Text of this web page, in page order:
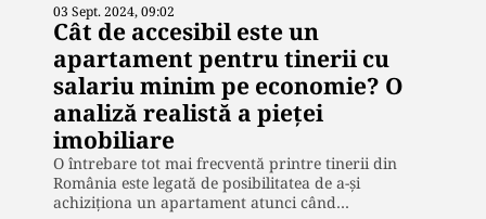
03 Sept. 2024, 09:02
Cât de accesibil este un
apartament pentru tinerii cu
salariu minim pe economie? O
analiză realistă a pieței
imobiliare
O întrebare tot mai frecventă printre tinerii din
România este legată de posibilitatea de a-și
achiziționa un apartament atunci când…